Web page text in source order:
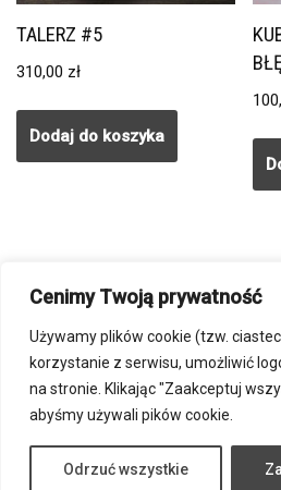
Cenimy Twoją prywatność
Używamy plików cookie (tzw.
korzystanie z serwisu, umożliwić
na stronie. Klikając "Zaakceptuj
abyśmy używali pików cookie.
Odrzuć wszystkie
TALERZ #5
310,00 zł
Dodaj do koszyka
Kontakt Regulamin sklepu
Płatności i wysyłka
DO